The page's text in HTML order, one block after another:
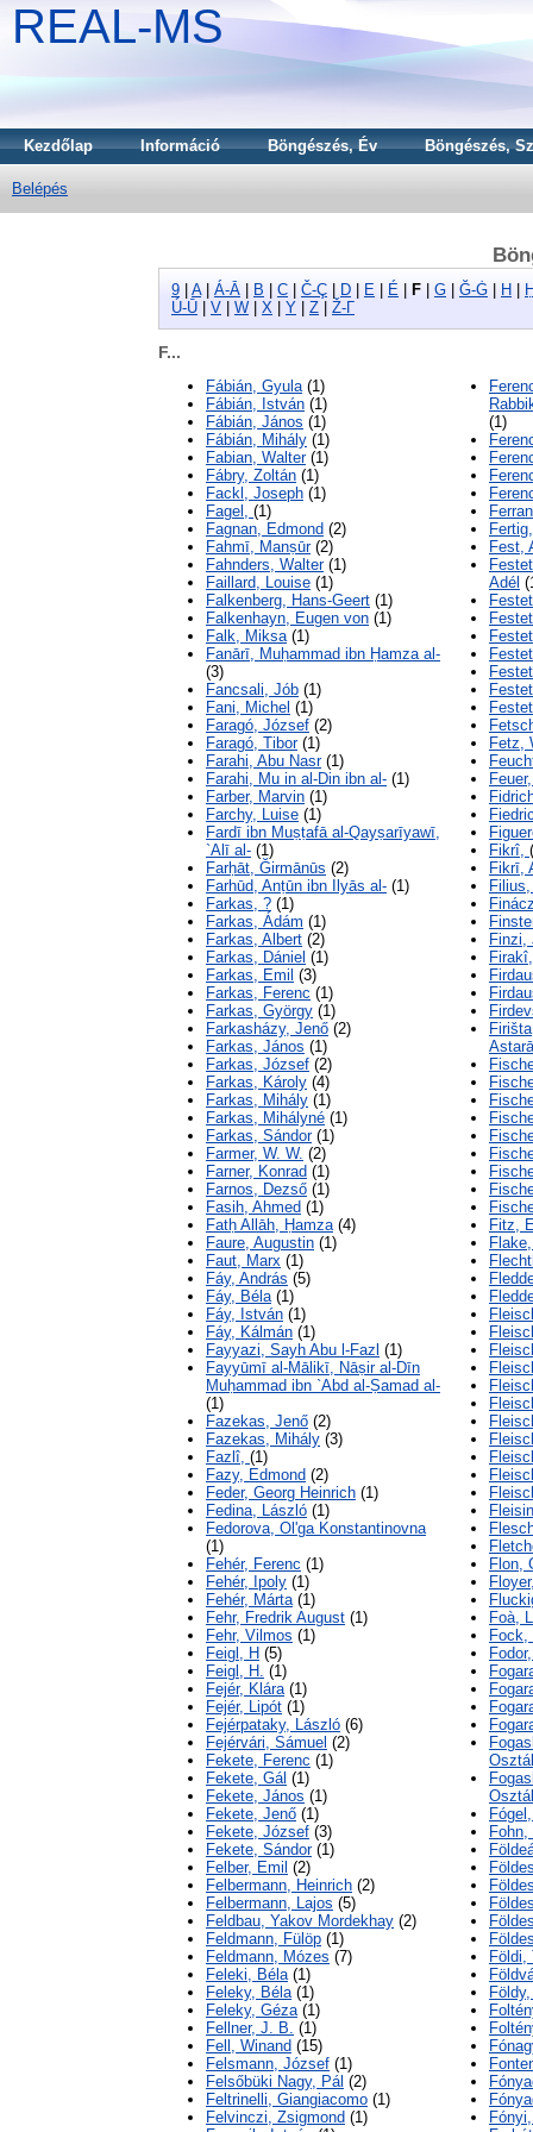
REAL-MS
Kezdőlap Információ Böngészés, Év Böngészés,
Belépés
9 A| Á-Ā B C Č-Ç D E É F G Ğ-Ġ H
Ú-Ū
V W X Y Z Ž-Γ
F...
Fábián, Gyula(1)
Fábián, István (1)
Fábián, János (1)
Fábián, Mihály (1)
Fabian, Walter(1)
Fábry, Zoltán (1)
Fackl, Joseph (1)
Fagel, (1)
Fagnan, Edmond (2)
Fahmī, Manṣūr(2)
Fahnders, Walter(1)
Faillard, Louise (1)
Falkenberg, Hans-Geert (1)
Falkenhayn, Eugen von (1)
Falk, Miksa(1)
Fanārī, Muḥammad ibn Ḥamza al-
(3)
Fancsali, Jób (1)
Fani, Michel (1)
Faragó, József (2)
Faragó, Tibor(1)
Farahi, Abu Nasr(1)
Farahi, Mu in al-Din ibn al- (1)
Farber, Marvin (1)
Farchy, Luise (1)
Fardī ibn Muṣṭafā al-Qayṣarīyawī,
`Alī al- (1)
Farḥāt, Ğirmānūs (2)
Farhūd, Anṭūn ibn Ilyās al- (1)
Farkas, ? (1)
Farkas, Ádám (1)
Farkas, Albert (2)
Farkas, Dániel (1)
Farkas, Emil (3)
Farkas, Ferenc (1)
Farkas, György (1)
Farkasházy, Jenő (2)
Farkas, János (1)
Farkas, József (2)
Farkas, Károly (4)
Farkas, Mihály (1)
Farkas, Mihályné (1)
Farkas, Sándor(1)
Farmer, W. W. (2)
Farner, Konrad (1)
Farnos, Dezső (1)
Fasih, Ahmed (1)
Fatḥ Allāh, Ḥamza(4)
Faure, Augustin (1)
Faut, Marx (1)
Fáy, András (5)
Fáy, Béla(1)
Fáy, István (1)
Fáy, Kálmán (1)
Fayyazi, Sayh Abu l-Fazl (1)
Fayyūmī al-Mālikī, Nāṣir al-Dīn
Muḥammad ibn `Abd al-Ṣamad al-
(1)
Fazekas, Jenő (2)
Fazekas, Mihály (3)
Fazlî, (1)
Fazy, Edmond (2)
Feder, Georg Heinrich (1)
Fedina, László (1)
Fedorova, Ol'ga Konstantinovna
(1)
Fehér, Ferenc (1)
Fehér, Ipoly (1)
Fehér, Márta(1)
Fehr, Fredrik August (1)
Fehr, Vilmos (1)
Feigl, H (5)
Feigl, H. (1)
Fejér, Klára(1)
Fejér, Lipót (1)
Fejérpataky, László (6)
Fejérvári, Sámuel (2)
Fekete, Ferenc (1)
Fekete, Gál (1)
Fekete, János (1)
Fekete, Jenő (1)
Fekete, József (3)
Fekete, Sándor(1)
Felber, Emil (2)
Felbermann, Heinrich (2)
Felbermann, Lajos (5)
Feldbau, Yakov Mordekhay (2)
Feldmann, Fülöp (1)
Feldmann, Mózes (7)
Feleki, Béla(1)
Feleky, Béla(1)
Feleky, Géza(1)
Fellner, J. B. (1)
Fell, Winand (15)
Felsmann, József (1)
Felsőbüki Nagy, Pál (2)
Feltrinelli, Giangiacomo (1)
Felvinczi, Zsigmond (1)
(1)
Fest,
Adél
Fetz,
Fikrî,
Fikrī,
Finzi,
Fitz,
Flon,
Foà,
Fock,
Földi,